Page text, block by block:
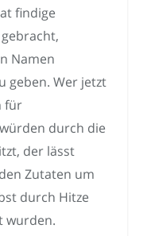
findige
Namen
geben. Wer jetzt
für
durch die
der lässt
Zutaten um
durch Hitze
wurden.